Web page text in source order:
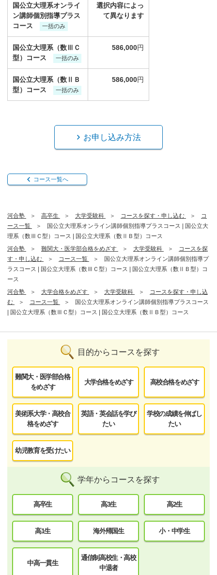
国公立大理系オンライ
ン講師個別指導プラス
コース
一括のみ
国公立大理系（数ⅢＣ
型）コース
一括のみ
国公立大理系（数ⅡＢ
型）コース
一括のみ
選択内容によっ
て異なります
586,000円
586,000円
お申し込み方法
コース一覧へ
河合塾 高卒生 大学受験科 コースを探す・申し込む
コ
ース一覧
国公立大理系オンライン講師個別指導プラスコース | 国公立大
理系（数ⅢＣ型）コース | 国公立大理系（数ⅡＢ型）コース
河合塾
難関大・医学部合格をめざす 大学受験科
コースを探
す・申し込む
コース一覧
国公立大理系オンライン講師個別指導プ
ラスコース | 国公立大理系（数ⅢＣ型）コース | 国公立大理系（数ⅡＢ型）コ
ース
河合塾
大学合格をめざす 大学受験科
コースを探す・申し込
む
コース一覧
国公立大理系オンライン講師個別指導プラスコース
| 国公立大理系（数ⅢＣ型）コース | 国公立大理系（数ⅡＢ型）コース
目的からコースを探す
難関大・医学部合格
をめざす
大学合格をめざす 高校合格をめざす
美術系大学・高校合
格をめざす
英語・英会話を学び
たい
学校の成績を伸ばし
たい
幼児教育を受けたい
学年からコースを探す
高卒生 高3生 高2生
高1生 海外帰国生 小・中学生
中高一貫生
通信制高校生・高校
中退者